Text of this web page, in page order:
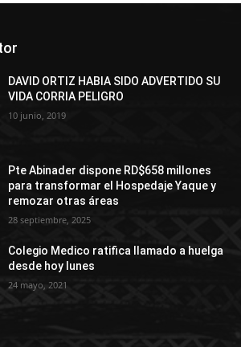
DAVID ORTIZ HABIA SIDO ADVERTIDO SU
VIDA CORRIA PELIGRO
10 junio, 2019
Pte Abinader dispone RD$658 millones
para transformar el Hospedaje Yaque y
remozar otras áreas
28 septiembre, 2025
Colegio Medico ratifica llamado a huelga
desde hoy lunes
24 mayo, 2021